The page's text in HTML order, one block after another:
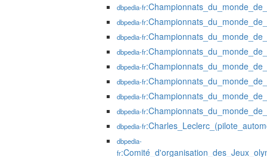
dbpedia-fr
dbpedia-fr
dbpedia-fr
dbpedia-fr
dbpedia-fr
dbpedia-fr
dbpedia-fr
dbpedia-fr
dbpedia-fr
dbpedia-
fr